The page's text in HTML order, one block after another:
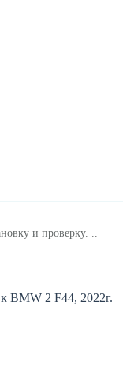
BMW 2 F44, 2022г.
и проверку. ..